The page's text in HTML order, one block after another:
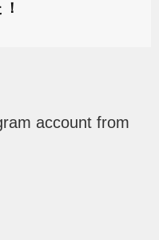
account from